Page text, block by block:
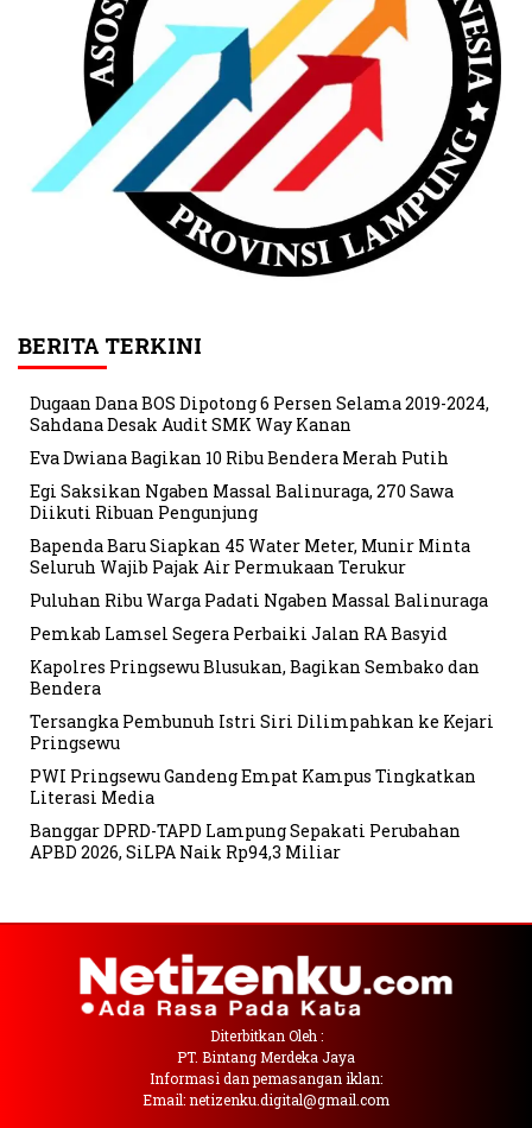
BERITA TERKINI
Dugaan Dana BOS Dipotong 6 Persen Selama 2019-2024,
Sahdana Desak Audit SMK Way Kanan
Eva Dwiana Bagikan 10 Ribu Bendera Merah Putih
Egi Saksikan Ngaben Massal Balinuraga, 270 Sawa
Diikuti Ribuan Pengunjung
Bapenda Baru Siapkan 45 Water Meter, Munir Minta
Seluruh Wajib Pajak Air Permukaan Terukur
Puluhan Ribu Warga Padati Ngaben Massal Balinuraga
Pemkab Lamsel Segera Perbaiki Jalan RA Basyid
Kapolres Pringsewu Blusukan, Bagikan Sembako dan
Bendera
Tersangka Pembunuh Istri Siri Dilimpahkan ke Kejari
Pringsewu
PWI Pringsewu Gandeng Empat Kampus Tingkatkan
Literasi Media
Banggar DPRD-TAPD Lampung Sepakati Perubahan
APBD 2026, SiLPA Naik Rp94,3 Miliar
Diterbitkan Oleh :
PT. Bintang Merdeka Jaya
Informasi dan pemasangan iklan:
Email: netizenku.digital@gmail.com